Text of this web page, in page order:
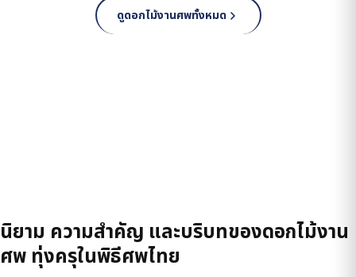
ดูดอกไม้งานศพทั้งหมด
นิยาม ความสำคัญ และบริบทของดอกไม้งาน
ศพ ทุ่งครุในพิธีศพไทย